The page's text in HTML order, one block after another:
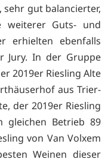
gut balancierter,
weiterer Guts- und
erhielten ebenfalls
Jury. In der Gruppe
2019er Riesling Alte
aus Trier-
der 2019er Riesling
gleichen Betrieb 89
von Van Volxem
Weinen dieser